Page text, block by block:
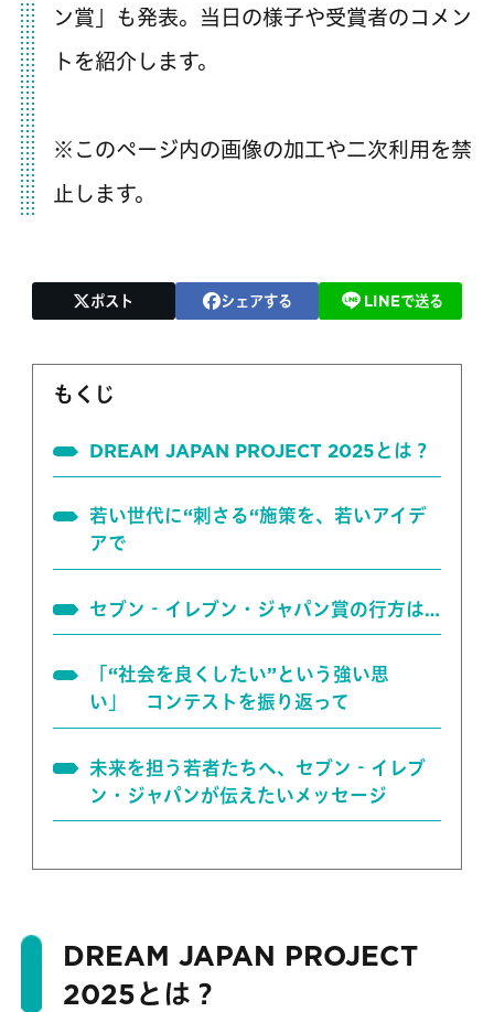
ン賞」も発表。当日の様子や受賞者のコメン
トを紹介します。
※このページ内の画像の加工や二次利用を禁
止します。
ポスト シェアする LINEで送る
もくじ
DREAM JAPAN PROJECT 2025とは？
若い世代に“刺さる“施策を、若いアイデ
アで
セブン‐イレブン・ジャパン賞の行方は…
「“社会を良くしたい”という強い思
い」 コンテストを振り返って
未来を担う若者たちへ、セブン‐イレブ
ン・ジャパンが伝えたいメッセージ
DREAM JAPAN PROJECT
2025とは？